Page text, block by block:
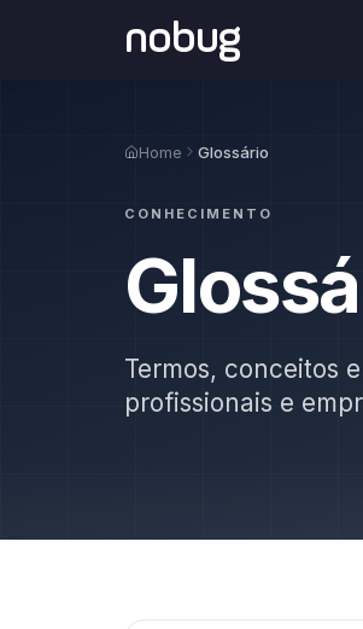
nobug
Home Glossário
CONHECIMENTO
Termos, conceitos
profissionais e